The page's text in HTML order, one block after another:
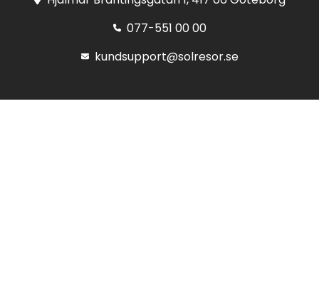
077-551 00 00
kundsupport@solresor.se